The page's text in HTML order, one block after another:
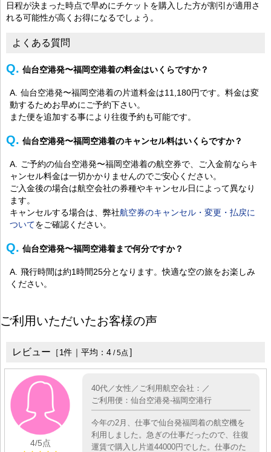
日程が決まった時点で早めにチケットを購入した方が割引が適用さ
れる可能性が高くお得になるでしょう。
よくある質問
仙台空港発〜福岡空港着の料金はいくらですか？
仙台空港発〜福岡空港着の片道料金は11,180円です。料金は変
動するためお早めにご予約下さい。
また便を追加する事により往復予約も可能です。
仙台空港発〜福岡空港着のキャンセル料はいくらですか？
ご予約の仙台空港発〜福岡空港着の航空券で、ご入金前ならキ
ャンセル料金は一切かかりませんのでご安心ください。
ご入金後の場合は航空会社の券種やキャンセル日によって異なり
ます。
キャンセルする場合は、弊社航空券のキャンセル・変更・払戻に
ついてをご確認ください。
仙台空港発〜福岡空港着まで何分ですか？
飛行時間は約1時間25分となります。快適な空の旅をお楽しみ
ください。
ご利用いただいたお客様の声
レビュー ［1件｜平均： 4 /5点 ］
4/5点
40代／女性／ご利用航空会社：／
ご利用便：仙台空港発-福岡空港行
今年の2月、仕事で仙台発福岡着の航空機を
利用しました。急ぎの仕事だったので、往復
運賃で購入し片道44000円でした。仕事のた